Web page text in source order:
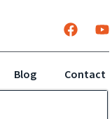
Blog Contact